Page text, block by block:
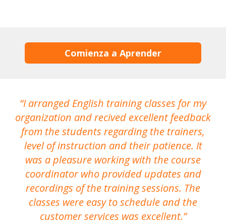
Comienza a Aprender
I arranged English training classes for my
organization and recived excellent feedback
from the students regarding the trainers,
level of instruction and their patience. It
was a pleasure working with the course
coordinator who provided updates and
recordings of the training sessions. The
classes were easy to schedule and the
customer services was excellent.